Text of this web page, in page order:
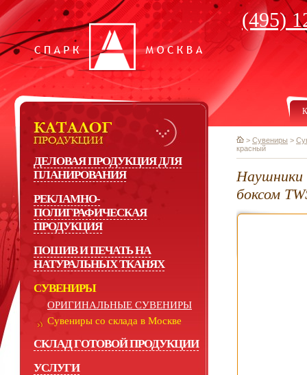
(495)
ДЕЛОВАЯ ПРОДУКЦИЯ ДЛЯ
ПЛАНИРОВАНИЯ
РЕКЛАМНО-
ПОЛИГРАФИЧЕСКАЯ
ПРОДУКЦИЯ
ПОШИВ И ПЕЧАТЬ НА
НАТУРАЛЬНЫХ ТКАНЯХ
СУВЕНИРЫ
ОРИГИНАЛЬНЫЕ СУВЕНИРЫ
Сувениры со склада в Москве
СКЛАД ГОТОВОЙ ПРОДУКЦИИ
УСЛУГИ
> Сувениры >
красный
Наушники
боксом